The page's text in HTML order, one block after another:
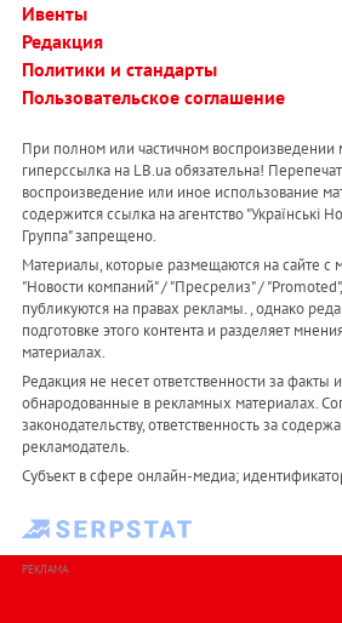
Ивенты
Редакция
Политики и стандарты
Пользовательское соглашение
При полном или частичном воспроизведении
гиперссылка на LB.ua обязательна!
воспроизведение или иное использование
содержится ссылка на агентство "Українськi
Группа" запрещено.
Материалы, которые размещаются на сайте с
"Новости компаний" / "Пресрелиз" /
публикуются на правах рекламы. , однако
подготовке этого контента и разделяет
материалах.
Редакция не несет ответственности за
обнародованные в рекламных материалах.
законодательству, ответственность за
рекламодатель.
Субъект в сфере онлайн-медиа;
РЕКЛАМА